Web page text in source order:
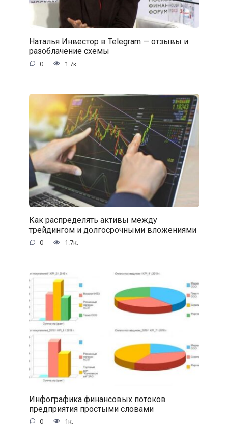
Наталья Инвестор в Telegram — отзывы и
разоблачение схемы
0 1.7к.
Как распределять активы между
трейдингом и долгосрочными вложениями
0 1.7к.
Инфографика финансовых потоков
предприятия простыми словами
0 1к.